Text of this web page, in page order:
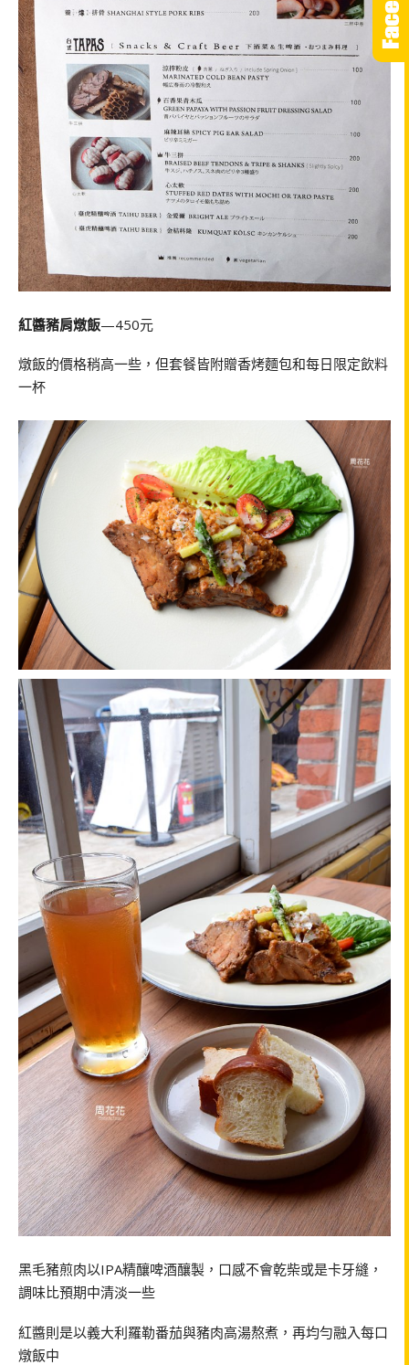
紅醬豬肩燉飯—450元
燉飯的價格稍高一些，但套餐皆附贈香烤麵包和每日限定飲料
一杯
黑毛豬煎肉以IPA精釀啤酒釀製，口感不會乾柴或是卡牙縫，
調味比預期中清淡一些
紅醬則是以義大利羅勒番茄與豬肉高湯熬煮，再均勻融入每口
燉飯中